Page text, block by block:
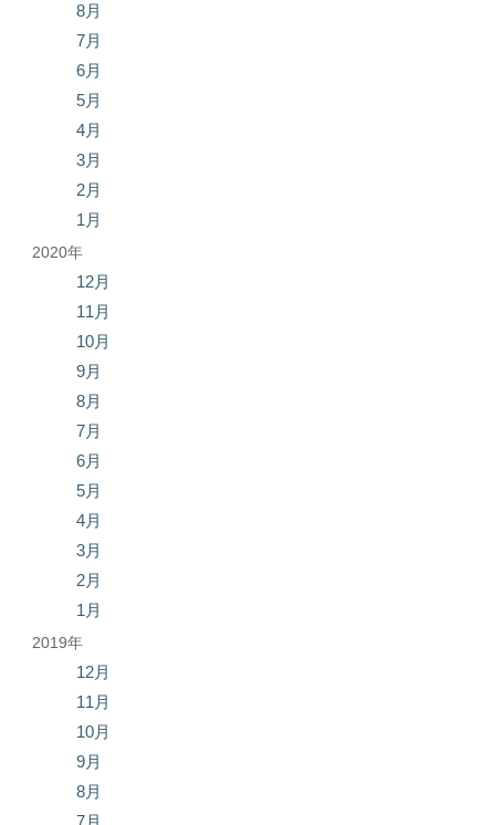
8月
7月
6月
5月
4月
3月
2月
1月
2020年
12月
11月
10月
9月
8月
7月
6月
5月
4月
3月
2月
1月
2019年
12月
11月
10月
9月
8月
7月